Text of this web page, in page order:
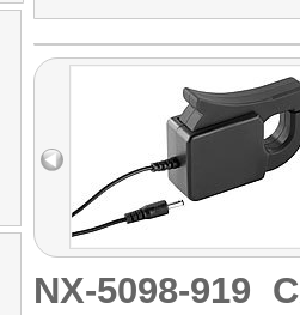
NX-5098-919